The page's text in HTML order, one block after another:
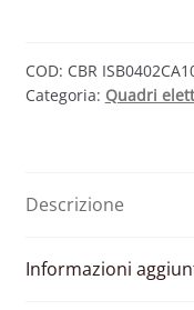
IN
2
COD: CBR
Categoria: Quadri
Descrizione
Informazioni